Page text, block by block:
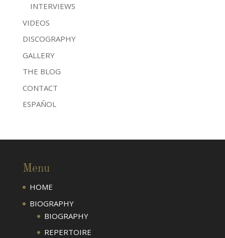
INTERVIEWS
VIDEOS
DISCOGRAPHY
GALLERY
THE BLOG
CONTACT
ESPAÑOL
Menu
HOME
BIOGRAPHY
BIOGRAPHY
REPERTOIRE